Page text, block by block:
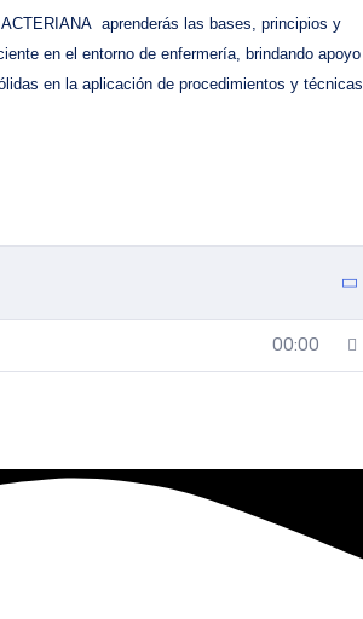
aprenderás las bases, principios y
en el entorno de enfermería, brindando apoyo
en la aplicación de procedimientos y técnicas
00:00